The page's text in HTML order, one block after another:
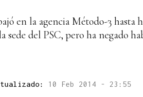
en la agencia Método-3 hasta
del PSC, pero ha negado
10 Feb 2014 - 23:55